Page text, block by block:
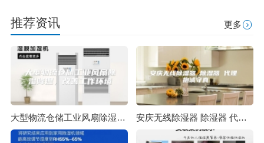
推荐资讯 更多
大型物流仓储工业风扇除湿降温，改善工作环境 安庆无线除湿器 除湿器 代理 抱诚守真